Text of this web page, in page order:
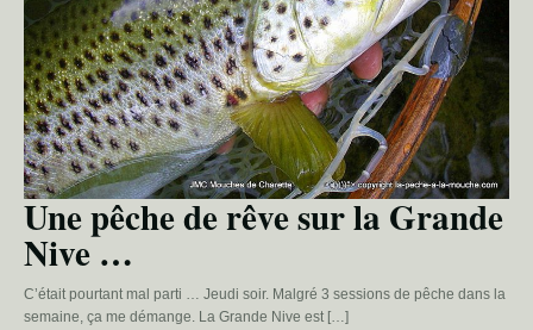
Une pêche de rêve sur la Grande
Nive …
C’était pourtant mal parti … Jeudi soir. Malgré 3 sessions de pêche dans la
semaine, ça me démange. La Grande Nive est […]